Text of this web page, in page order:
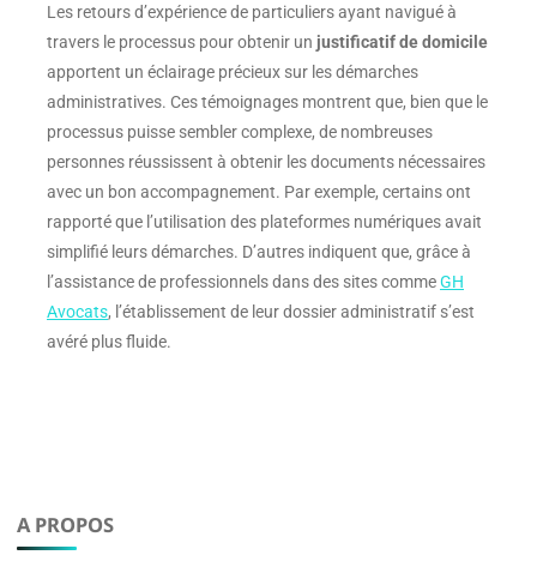
Les retours d’expérience de particuliers ayant navigué à
travers le processus pour obtenir un justificatif de domicile
apportent un éclairage précieux sur les démarches
administratives. Ces témoignages montrent que, bien que le
processus puisse sembler complexe, de nombreuses
personnes réussissent à obtenir les documents nécessaires
avec un bon accompagnement. Par exemple, certains ont
rapporté que l’utilisation des plateformes numériques avait
simplifié leurs démarches. D’autres indiquent que, grâce à
l’assistance de professionnels dans des sites commeGH
Avocats, l’établissement de leur dossier administratif s’est
avéré plus fluide.
A PROPOS